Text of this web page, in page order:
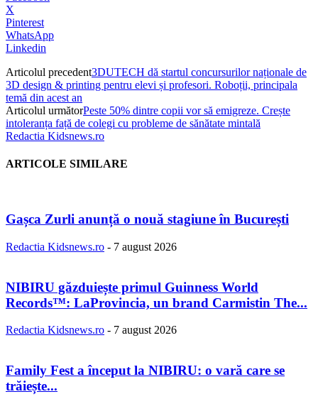
X
Pinterest
WhatsApp
Linkedin
Articolul precedent3DUTECH dă startul concursurilor naționale de
3D design & printing pentru elevi și profesori. Roboții, principala
temă din acest an
Articolul următorPeste 50% dintre copii vor să emigreze. Crește
intoleranța față de colegi cu probleme de sănătate mintală
Redactia Kidsnews.ro
ARTICOLE SIMILARE
Gașca Zurli anunță o nouă stagiune în București
Redactia Kidsnews.ro - 7 august 2026
NIBIRU găzduiește primul Guinness World
Records™️: LaProvincia, un brand Carmistin The...
Redactia Kidsnews.ro - 7 august 2026
Family Fest a început la NIBIRU: o vară care se
trăiește...